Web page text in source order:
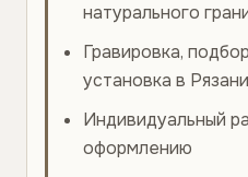
натурального
Гравировка,
установка в Рязани
Индивидуальный
оформлению